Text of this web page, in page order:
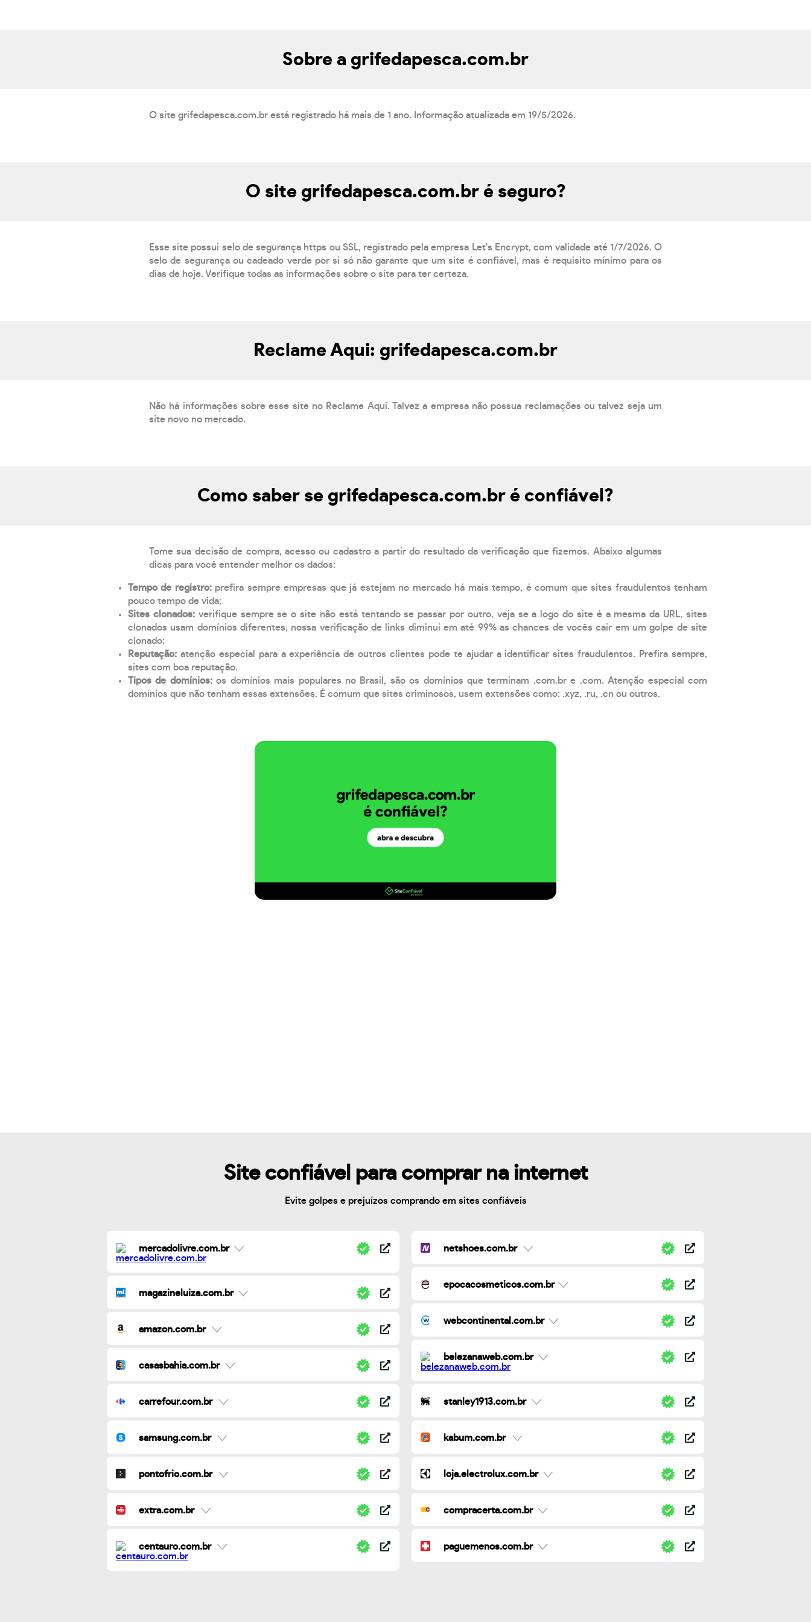
Sobre a grifedapesca.com.br
O site grifedapesca.com.br está registrado há mais de 1 ano. Informação atualizada em 19/5/2026.
O site grifedapesca.com.br é seguro?
Esse site possui selo de segurança https ou SSL, registrado pela empresa Let's Encrypt, com validade até 1/7/2026. O
selo de segurança ou cadeado verde por si só não garante que um site é confiável, mas é requisito mínimo para os
dias de hoje. Verifique todas as informações sobre o site para ter certeza.
Reclame Aqui: grifedapesca.com.br
Não há informações sobre esse site no Reclame Aqui. Talvez a empresa não possua reclamações ou talvez seja um
site novo no mercado.
Como saber se grifedapesca.com.br é confiável?
Tome sua decisão de compra, acesso ou cadastro a partir do resultado da verificação que fizemos. Abaixo algumas
dicas para você entender melhor os dados:
Tempo de registro: prefira sempre empresas que já estejam no mercado há mais tempo, é comum que sites fraudulentos tenham
pouco tempo de vida;
Sites clonados: verifique sempre se o site não está tentando se passar por outro, veja se a logo do site é a mesma da URL, sites
clonados usam domínios diferentes, nossa verificação de links diminui em até 99% as chances de vocês cair em um golpe de site
clonado;
Reputação: atenção especial para a experiência de outros clientes pode te ajudar a identificar sites fraudulentos. Prefira sempre,
sites com boa reputação.
Tipos de domínios:os domínios mais populares no Brasil, são os domínios que terminam .com.br e .com. Atenção especial com
domínios que não tenham essas extensões. É comum que sites criminosos, usem extensões como: .xyz, .ru, .cn ou outros.
Site confiável para comprar na internet
Evite golpes e prejuízos comprando em sites confiáveis
mercadolivre.com.br
magazineluiza.com.br
amazon.com.br
casasbahia.com.br
carrefour.com.br
samsung.com.br
pontofrio.com.br
extra.com.br
centauro.com.br
netshoes.com.br
epocacosmeticos.com.br
webcontinental.com.br
belezanaweb.com.br
stanley1913.com.br
kabum.com.br
loja.electrolux.com.br
compracerta.com.br
paguemenos.com.br